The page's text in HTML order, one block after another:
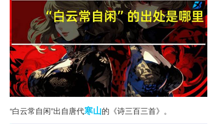
“白云常自闲”出自唐代寒山的《诗三百三首》。